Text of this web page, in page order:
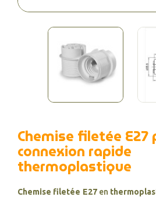
Chemise filetée E27
connexion rapide
thermoplastique
Chemise filetée E27en